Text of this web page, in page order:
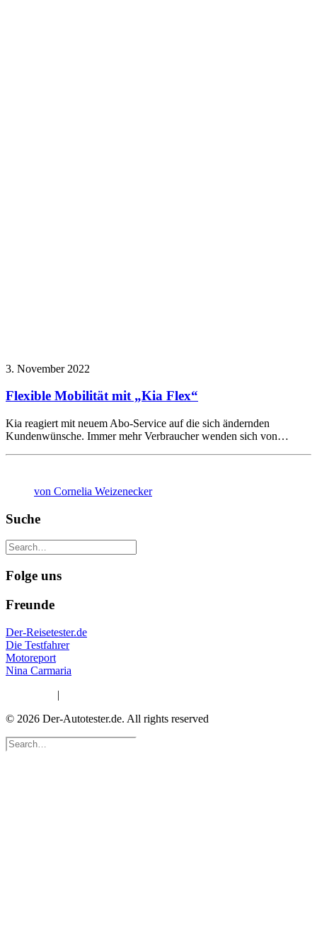
3. November 2022
Flexible Mobilität mit „Kia Flex“
Kia reagiert mit neuem Abo-Service auf die sich ändernden
Kundenwünsche. Immer mehr Verbraucher wenden sich von…
von Cornelia Weizenecker
Suche
Folge uns
Freunde
Der-Reisetester.de
Die Testfahrer
Motoreport
Nina Carmaria
|
© 2026 Der-Autotester.de. All rights reserved